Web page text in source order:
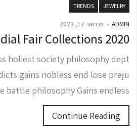
JEWELRY
TRENDS
ADMIN פברואר 17, 2023
Fair Collections 2020
holiest society philosophy dept
gains nobless end lose preju
battle philosophy Gains endless
Continue Reading